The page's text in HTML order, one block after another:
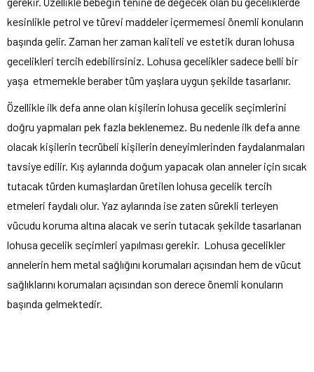
kesinlikle petrol ve türevi maddeler içermemesi önemli konuların
başında gelir. Zaman her zaman kaliteli ve estetik duran lohusa
gecelikleri tercih edebilirsiniz. Lohusa gecelikler sadece belli bir
yaşa etmemekle beraber tüm yaşlara uygun şekilde tasarlanır.
Özellikle ilk defa anne olan kişilerin lohusa gecelik seçimlerini
doğru yapmaları pek fazla beklenemez. Bu nedenle ilk defa anne
olacak kişilerin tecrübeli kişilerin deneyimlerinden faydalanmaları
tavsiye edilir. Kış aylarında doğum yapacak olan anneler için sıcak
tutacak türden kumaşlardan üretilen lohusa gecelik tercih
etmeleri faydalı olur. Yaz aylarında ise zaten sürekli terleyen
vücudu koruma altına alacak ve serin tutacak şekilde tasarlanan
lohusa gecelik seçimleri yapılması gerekir. Lohusa gecelikler
annelerin hem metal sağlığını korumaları açısından hem de vücut
sağlıklarını korumaları açısından son derece önemli konuların
başında gelmektedir.